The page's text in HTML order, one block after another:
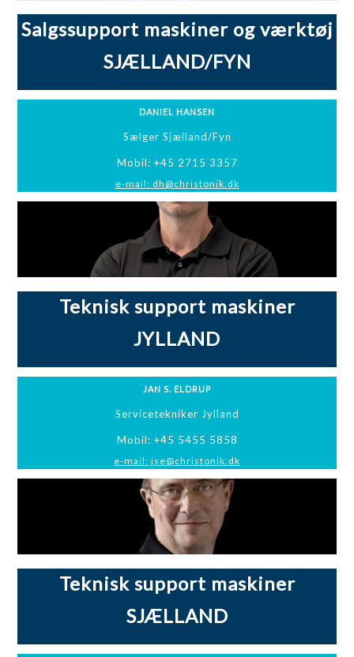
Salgssupport maskiner og værktøj
SJÆLLAND/FYN
DANIEL HANSEN
Sælger Sjælland/Fyn
Mobil: +45 2715 3357
e-mail: dh@christonik.dk
Teknisk support maskiner
JYLLAND
JAN S. ELDRUP
Servicetekniker Jylland
Mobil: +45 5455 5858
e-mail: jse@christonik.dk
Teknisk support maskiner
SJÆLLAND